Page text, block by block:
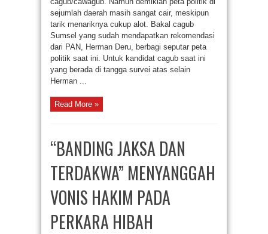
sejumlah daerah masih sangat cair, meskipun
tarik menariknya cukup alot. Bakal cagub
Sumsel yang sudah mendapatkan rekomendasi
dari PAN, Herman Deru, berbagi seputar peta
politik saat ini. Untuk kandidat cagub saat ini
yang berada di tangga survei atas selain
Herman ...
Read More »
“BANDING JAKSA DAN
TERDAKWA” MENYANGGAH
VONIS HAKIM PADA
PERKARA HIBAH